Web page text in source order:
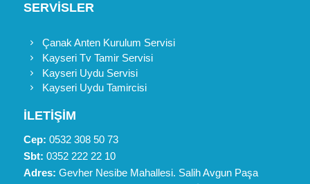
SERVİSLER
Çanak Anten Kurulum Servisi
Kayseri Tv Tamir Servisi
Kayseri Uydu Servisi
Kayseri Uydu Tamircisi
İLETİŞİM
Cep: 0532 308 50 73
Sbt: 0352 222 22 10
Adres: Gevher Nesibe Mahallesi. Salih Avgun Paşa